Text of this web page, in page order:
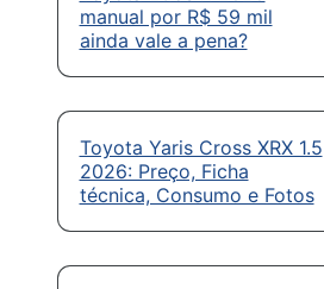
manual por R$ 59 mil
ainda vale a pena?
Toyota Yaris Cross XRX 1.5
2026: Preço, Ficha
técnica, Consumo e Fotos